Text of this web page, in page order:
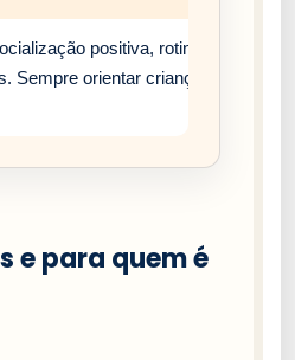
positiva, rotina estável e
Sempre orientar crianças a
e para quem é